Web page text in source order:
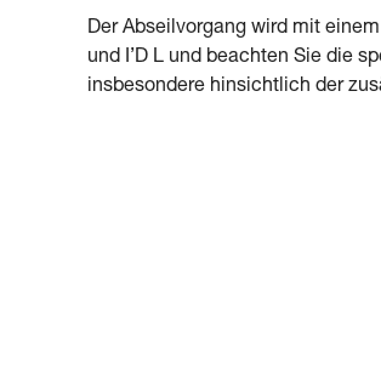
Der Abseilvorgang wird mit
und I’D L und beachten Sie die
insbesondere hinsichtlich der